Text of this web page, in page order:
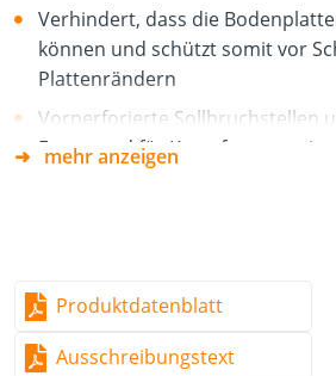
Verhindert, dass die
können und schützt somit vor
Plattenrändern
Vorperforierte Sollbruchstellen
Fugen und für Kreuzfugen
anderen Chemikalien
mehr anzeigen
Produktdatenblatt
Ausschreibungstext